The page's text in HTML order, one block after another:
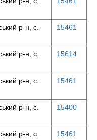
р-н, с.
15461
р-н, с.
15614
р-н, с.
15461
р-н, с.
15400
р-н, с.
15461